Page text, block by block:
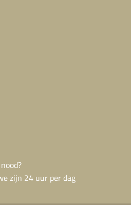
zijn 24 uur per dag